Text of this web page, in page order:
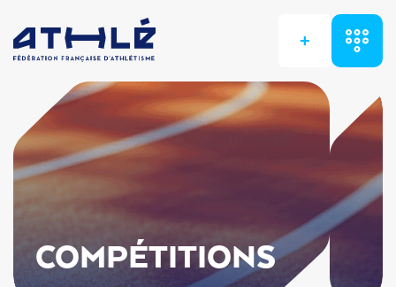
+
COMPÉTITIONS